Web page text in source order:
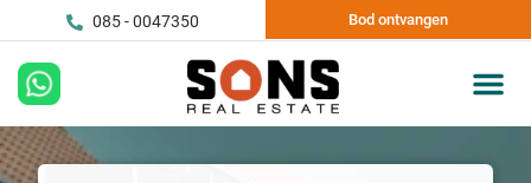
085 - 0047350 Bod ontvangen